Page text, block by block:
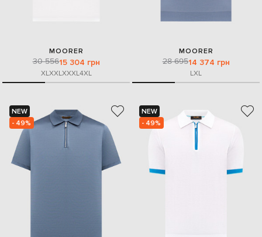
MOORER
30 55615 304 грн
XLXXLXXXL4XL
MOORER
28 69514 374 грн
LXL
NEW
- 49%
NEW
- 49%